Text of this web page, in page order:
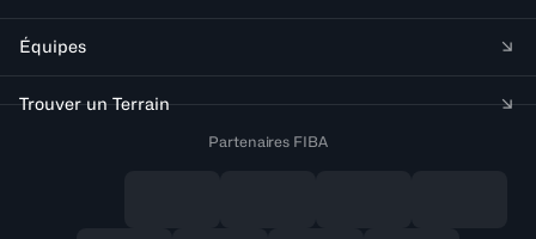
Équipes
Trouver un Terrain
Partenaires FIBA